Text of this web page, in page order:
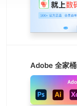
Adobe 全家桶